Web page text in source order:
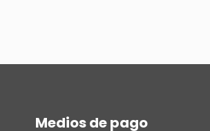
Medios de pago